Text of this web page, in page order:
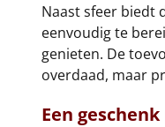
Naast sfeer biedt
eenvoudig te
genieten. De
overdaad, maar
Een